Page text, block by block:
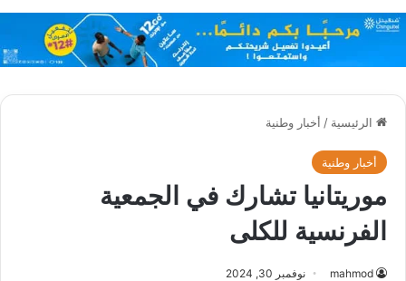
الرئيسية / أخبار وطنية
أخبار وطنية
موريتانيا تشارك في الجمعية
الفرنسية للكلى
mahmod نوفمبر 30, 2024